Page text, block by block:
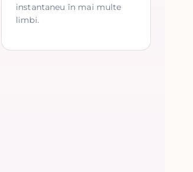
instantaneu în mai multe
limbi.